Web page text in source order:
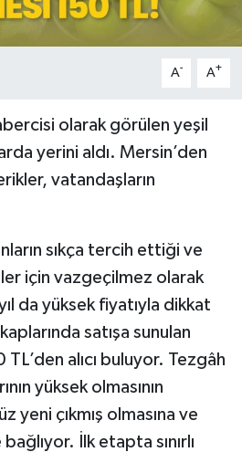
A- A+
olarak görülen yeşil
yerini aldı. Mersin’den
vatandaşların
sıkça tercih ettiği ve
için vazgeçilmez olarak
da yüksek fiyatıyla dikkat
satışa sunulan
alıcı buluyor. Tezgâh
yüksek olmasının
yeni çıkmış olmasına ve
İlk etapta sınırlı